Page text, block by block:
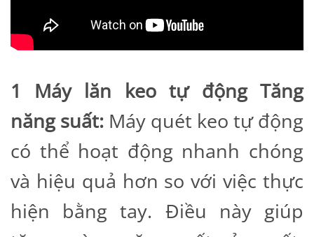
1 Máy lăn keo tự động Tăng
năng suất: Máy quét keo tự động
có thể hoạt động nhanh chóng
và hiệu quả hơn so với việc thực
hiện bằng tay. Điều này giúp